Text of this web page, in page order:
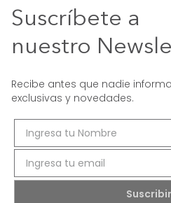
Suscríbete a
nuestro
Recibe antes que nadie
exclusivas y novedades.